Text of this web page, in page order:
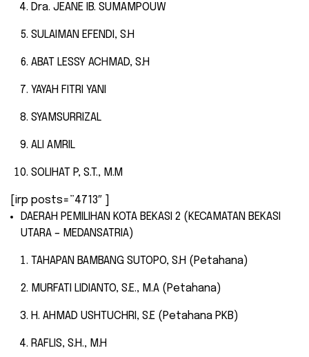
Dra. JEANE IB. SUMAMPOUW
SULAIMAN EFENDI, S.H
ABAT LESSY ACHMAD, S.H
YAYAH FITRI YANI
SYAMSURRIZAL
ALI AMRIL
SOLIHAT P, S.T., M.M
[irp posts=”4713″ ]
DAERAH PEMILIHAN KOTA BEKASI 2 (KECAMATAN BEKASI
UTARA – MEDANSATRIA)
TAHAPAN BAMBANG SUTOPO, S.H (Petahana)
MURFATI LIDIANTO, S.E., M.A (Petahana)
H. AHMAD USHTUCHRI, S.E (Petahana PKB)
RAFLIS, S.H., M.H